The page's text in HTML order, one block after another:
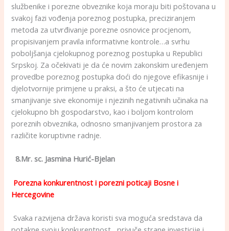
službenike i porezne obveznike koja moraju biti poštovana u
svakoj fazi vođenja poreznog postupka, preciziranjem
metoda za utvrđivanje porezne osnovice procjenom,
propisivanjem pravila informativne kontrole…a svrhu
poboljšanja cjelokupnog poreznog postupka u Republici
Srpskoj. Za očekivati je da će novim zakonskim uređenjem
provedbe poreznog postupka doći do njegove efikasnije i
djelotvornije primjene u praksi, a što će utjecati na
smanjivanje sive ekonomije i njezinih negativnih učinaka na
cjelokupno bh gospodarstvo, kao i boljom kontrolom
poreznih obveznika, odnosno smanjivanjem prostora za
različite koruptivne radnje.
8.Mr. sc. Jasmina Hurić-Bjelan
Porezna konkurentnost i porezni poticaji Bosne i
Hercegovine
Svaka razvijena država koristi sva moguća sredstava da